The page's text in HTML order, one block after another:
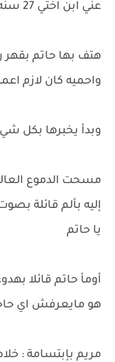
عني ابن اختي 27 سنه
هتف بها حاتم بقهر
واحميه كان لازم
وبدأ يخبرها بكل
مسحت الدموع
إليه بألم قائلة
يا حاتم
أومأ حاتم قائلا
هو مايعرفش اي
مريم بإبتسامة :